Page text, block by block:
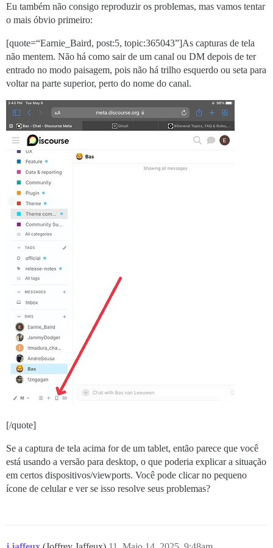
Eu também não consigo reproduzir os problemas, mas vamos tentar
o mais óbvio primeiro:
[quote=“Earnie_Baird, post:5, topic:365043”]As capturas de tela
não mentem. Não há como sair de um canal ou DM depois de ter
entrado no modo paisagem, pois não há trilho esquerdo ou seta para
voltar na parte superior, perto do nome do canal.
[/quote]
Se a captura de tela acima for de um tablet, então parece que você
está usando a versão para desktop, o que poderia explicar a situação
em certos dispositivos/viewports. Você pode clicar no pequeno
ícone de celular e ver se isso resolve seus problemas?